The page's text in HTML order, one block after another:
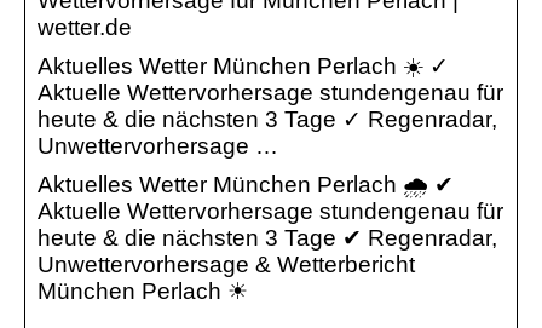
wetter.de
Aktuelles Wetter München Perlach ☀️ ✓
Aktuelle Wettervorhersage stundengenau für
heute & die nächsten 3 Tage ✓ Regenradar,
Unwettervorhersage …
Aktuelles Wetter München Perlach 🌧️ ✔
Aktuelle Wettervorhersage stundengenau für
heute & die nächsten 3 Tage ✔ Regenradar,
Unwettervorhersage & Wetterbericht
München Perlach ☀